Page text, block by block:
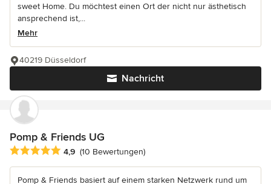
sweet Home. Du möchtest einen Ort der nicht nur ästhetisch
ansprechend ist,...
Mehr
Nachricht
40219 Düsseldorf
Pomp & Friends UG
Durchschnittliche Bewertung: 4.9 von 5 Sternen
4,9 (10 Bewertungen)
Pomp & Friends basiert auf einem starken Netzwerk rund um